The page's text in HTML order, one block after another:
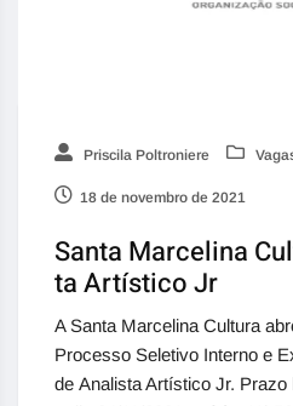
Priscila Poltroniere
18 de novembro de 2021
Santa Marcelina
ta Artístico Jr
A Santa Marcelina Cultura
Processo Seletivo Interno e
de Analista Artístico Jr.